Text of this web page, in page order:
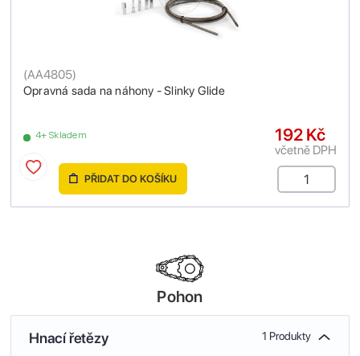
Opravná sada na náhony - Slinky Glide
(AA4805)
4+ Skladem 192 Kč
včetně DPH
PŘIDAT DO KOŠÍKU
Pohon
Hnací řetězy 1 Produkty